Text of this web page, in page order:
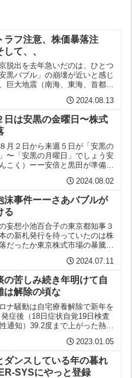
ラフ注意、株価暴落注
て、、
脱出を去年急いだのは、ひとつ
黒バブル」の崩壊が近いと感じ
巨大地震（南海、東海、首都直
くないと思ったことがあるのだ
がまるで今、たて続けに起き始
ようだ。。株価暴落...
2024.08.13
日は安黒の金曜日〜株式
月２日から来週５日が「安黒の
〜「安黒の月曜日」でしょう安
こく）ーー安倍と黒田が準備し
場が大暴落するのです安倍晋三総
黒田東彦日銀総裁の政策の帰結
すら紙幣を刷って...
2024.08.02
沫事件ーーさあバブルが
る
妄想小池百合子の東京都知事３
の新札発行を待っていたのは株
だったか東京株式市場の暴騰が
暴走ださあ次は、膨らんだこの泡
ル）がいよいよはじける番だ株
円超え ...
2024.07.11
の苦しみ続き年明けて自
は解除の頃な
ナ騒動は自宅療養解除で新年を
症後（18日症状自覚19日検査
通知）39.2度まで上がった熱は
送られてきたパルスオキシメータ
回の測定報告をMY HER-SYSの
2023.01.05
ダンスしている年の暮れ
SYSにやっと登録